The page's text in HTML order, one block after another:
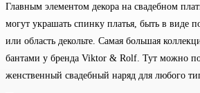
Главным элементом декора на свадебном
могут украшать спинку платья, быть в виде
или область декольте. Самая большая
бантами у бренда Viktor & Rolf. Тут можно
женственный свадебный наряд для любого